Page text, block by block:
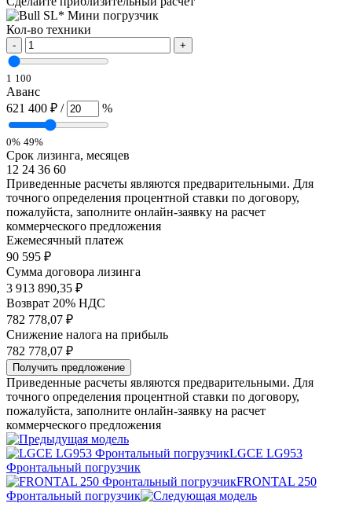
Кол-во техники
- +
1 100
Аванс
621 400 ₽ / %
0% 49%
Срок лизинга, месяцев
12 24 36 60
Приведенные расчеты являются предварительными. Для
точного определения процентной ставки по договору,
пожалуйста, заполните онлайн-заявку на расчет
коммерческого предложения
Ежемесячный платеж
90 595 ₽
Сумма договора лизинга
3 913 890,35 ₽
Возврат 20% НДС
782 778,07 ₽
Снижение налога на прибыль
782 778,07 ₽
Получить предложение
Приведенные расчеты являются предварительными. Для
точного определения процентной ставки по договору,
пожалуйста, заполните онлайн-заявку на расчет
коммерческого предложения
LGCE LG953
Фронтальный погрузчик
FRONTAL 250
Фронтальный погрузчик